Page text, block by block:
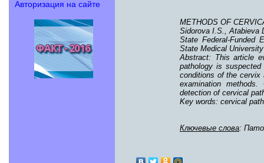
Авторизация на сайте
METHODS OF
Sidorova I.S., Atabieva
State Federal-Funded
State Medical
Abstract: This article
pathology is
conditions of the cervix
examination
detection of cervical
Key words: cervical
Ключевые слова: